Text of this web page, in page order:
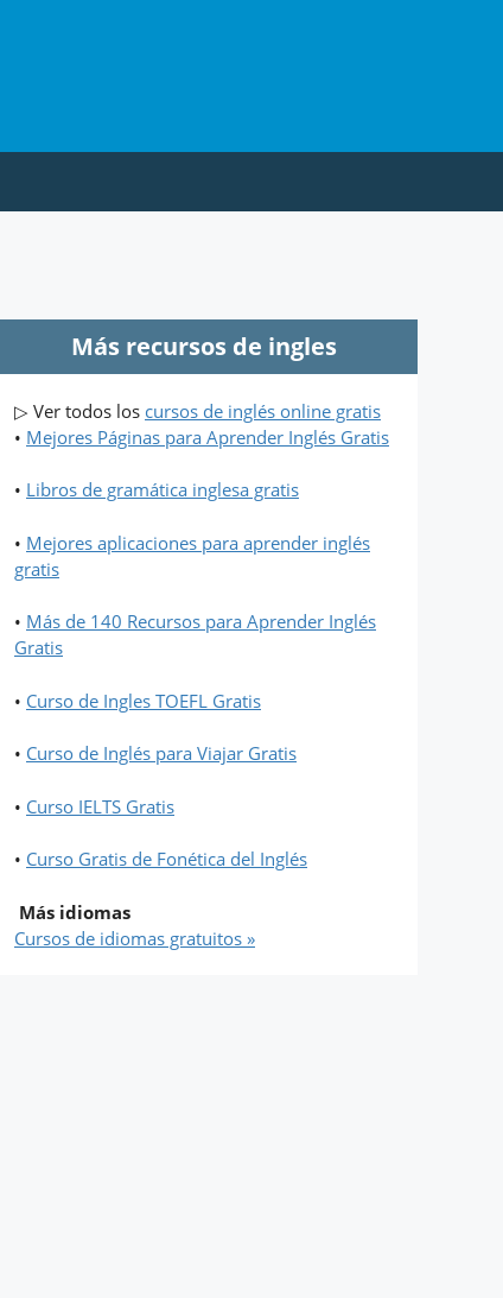
Más recursos de ingles
▷ Ver todos los cursos de inglés online gratis
• Mejores Páginas para Aprender Inglés Gratis
• Libros de gramática inglesa gratis
• Mejores aplicaciones para aprender inglés
gratis
• Más de 140 Recursos para Aprender Inglés
Gratis
• Curso de Ingles TOEFL Gratis
• Curso de Inglés para Viajar Gratis
• Curso IELTS Gratis
• Curso Gratis de Fonética del Inglés
Más idiomas
Cursos de idiomas gratuitos »